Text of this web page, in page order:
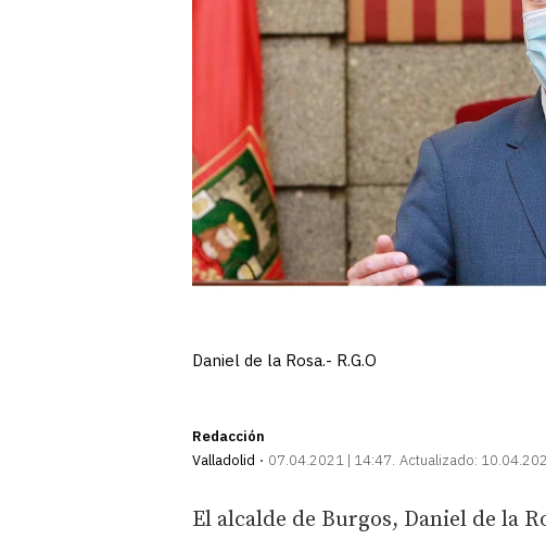
Daniel de la Rosa.- R.G.O
Redacción
Valladolid
07.04.2021 | 14:47 Actualizado:
El alcalde de Burgos, Daniel de la